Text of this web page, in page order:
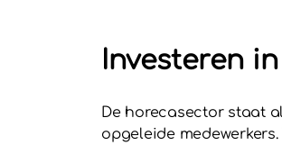
Investeren
De horecasector staat
opgeleide